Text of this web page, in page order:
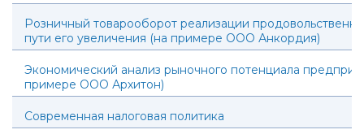
Розничный товарооборот реализации
пути его увеличения (на примере ООО Анкордия)
Экономический анализ рыночного потенциала
примере ООО Архитон)
Современная налоговая политика